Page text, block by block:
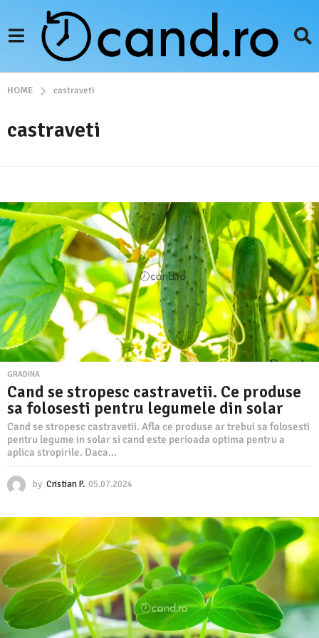
HOME castraveti
castraveti
GRADINA
Cand se stropesc castravetii. Ce produse
sa folosesti pentru legumele din solar
Cand se stropesc castravetii. Afla ce produse ar trebui sa folosesti
pentru legume in solar si cand este perioada optima pentru a
aplica stropirile. Daca...
by Cristian P. 05.07.2024
7
.
2
0
2
4